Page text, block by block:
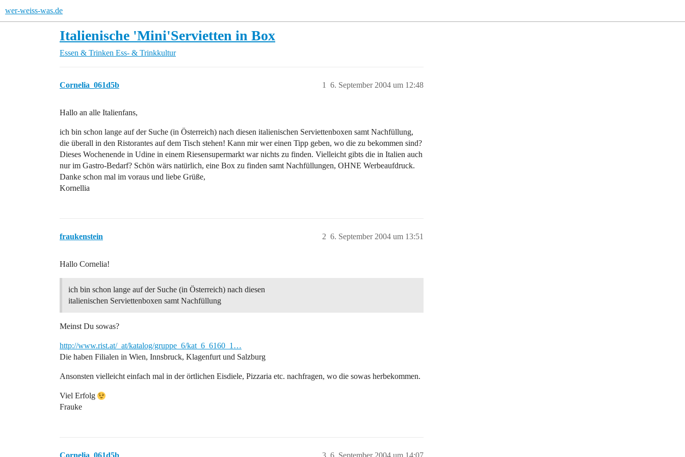
wer-weiss-was.de
Italienische 'Mini'Servietten in Box
Essen & Trinken Ess- & Trinkkultur
Cornelia_061d5b 6. September 2004 um 12:48
1
Hallo an alle Italienfans,
ich bin schon lange auf der Suche (in Österreich) nach diesen italienischen Serviettenboxen samt Nachfüllung,
die überall in den Ristorantes auf dem Tisch stehen! Kann mir wer einen Tipp geben, wo die zu bekommen sind?
Dieses Wochenende in Udine in einem Riesensupermarkt war nichts zu finden. Vielleicht gibts die in Italien auch
nur im Gastro-Bedarf? Schön wärs natürlich, eine Box zu finden samt Nachfüllungen, OHNE Werbeaufdruck.
Danke schon mal im voraus und liebe Grüße,
Kornellia
fraukenstein 6. September 2004 um 13:51
2
Hallo Cornelia!
ich bin schon lange auf der Suche (in Österreich) nach diesen
italienischen Serviettenboxen samt Nachfüllung
Meinst Du sowas?
http://www.rist.at/_at/katalog/gruppe_6/kat_6_6160_1…
Die haben Filialen in Wien, Innsbruck, Klagenfurt und Salzburg
Ansonsten vielleicht einfach mal in der örtlichen Eisdiele, Pizzaria etc. nachfragen, wo die sowas herbekommen.
Viel Erfolg
Frauke
Cornelia_061d5b 6. September 2004 um 14:07
3